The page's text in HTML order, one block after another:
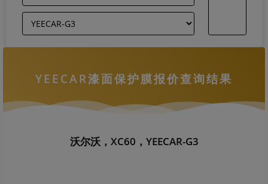
YEECAR漆面保护膜报价查询结果
沃尔沃，XC60，YEECAR-G3